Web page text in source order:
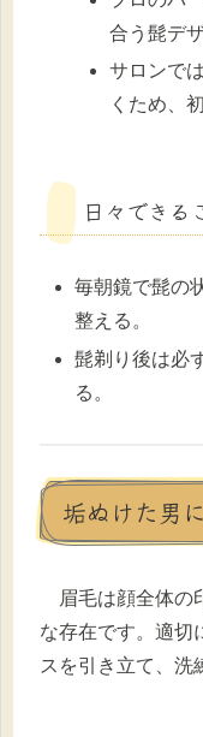
合う髭デ
サロンで
くため、
日々できる
毎朝鏡で髭の
整える。
髭剃り後は必
る。
垢ぬけた男
眉毛は顔全体の
な存在です。適切
スを引き立て、洗